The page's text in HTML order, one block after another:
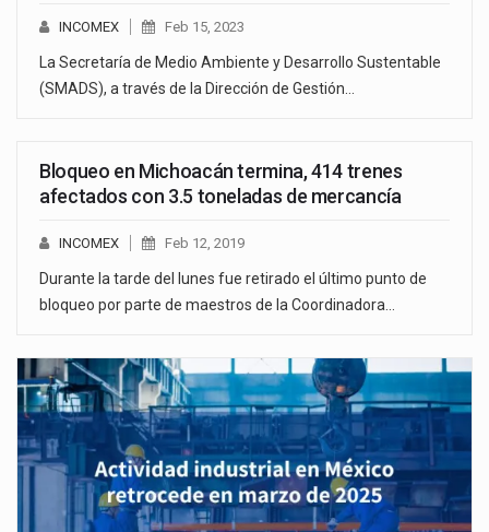
INCOMEX Feb 15, 2023
La Secretaría de Medio Ambiente y Desarrollo Sustentable
(SMADS), a través de la Dirección de Gestión…
Bloqueo en Michoacán termina, 414 trenes
afectados con 3.5 toneladas de mercancía
INCOMEX Feb 12, 2019
Durante la tarde del lunes fue retirado el último punto de
bloqueo por parte de maestros de la Coordinadora…